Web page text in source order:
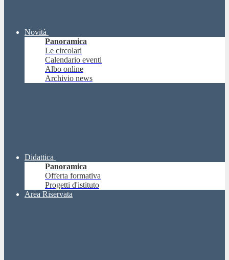
Novità
Panoramica
Le circolari
Calendario eventi
Albo online
Archivio news
Didattica
Panoramica
Offerta formativa
Progetti d'istituto
Area Riservata